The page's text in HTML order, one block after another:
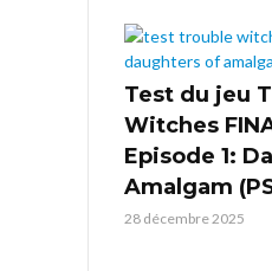
Test du jeu
Witches
Episode 1:
Amalgam
28 décembre 2025